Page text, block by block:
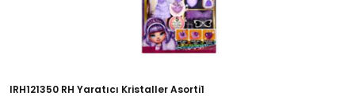
IRH121350 RH Yaratıcı Kristaller Asorti1